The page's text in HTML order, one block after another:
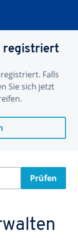
registriert
Falls
Sie sich jetzt
Prüfen